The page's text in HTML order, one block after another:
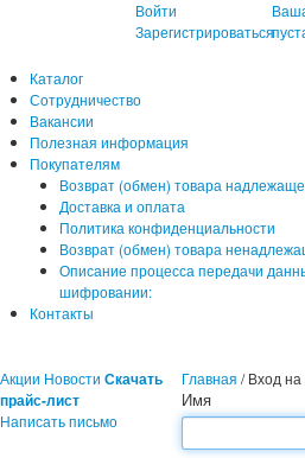
Войти
Зарегистрироваться
Каталог
Сотрудничество
Вакансии
Полезная информация
Покупателям
Возврат (обмен) товара
Доставка и оплата
Политика конфиденциальности
Возврат (обмен) товара
Описание процесса передачи
шифровании:
Контакты
Акции Новости Скачать
прайс-лист
Написать письмо
Главная /Вход на
Имя